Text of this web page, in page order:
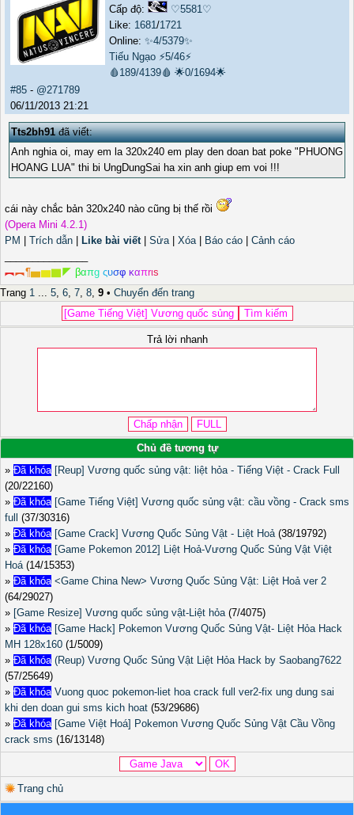
Cấp độ:
♡5581♡
Like: 1681/1721
Online: ✨4/5379✨
Tiếu Ngạo ⚡5/46⚡
🩸189/4139🩸 🌟0/1694🌟
#85 - @271789
06/11/2013 21:21
Tts2bh91đã viết:
Anh nghia oi, may em la 320x240 em play den doan bat poke "PHUONG
HOANG LUA" thi bi UngDungSai ha xin anh giup em voi !!!
cái này chắc bản 320x240 nào cũng bị thế rồi
(Opera Mini 4.2.1)
PM
Trích dẫn Like bài viết| Sửa| Xóa| Báo cáo
Cảnh cáo
︻︻¶▅▆▇◤ βαπg ςυσφ καπrιs
Trang 1 ... 5, 6, 7, 8, 9 • Chuyển đến trang
Trả lời nhanh
Chủ đề tương tự
» Đã khóa [Reup] Vương quốc sủng vật: liệt hỏa - Tiếng Việt - Crack Full
(20/22160)
» Đã khóa [Game Tiếng Việt] Vương quốc sủng vật: cầu vồng - Crack sms
full
(37/30316)
» Đã khóa [Game Crack] Vương Quốc Sủng Vật - Liệt Hoả(38/19792)
» Đã khóa [Game Pokemon 2012] Liệt Hoả-Vương Quốc Sủng Vật Việt
Hoá(14/15353)
» Đã khóa <Game China New> Vương Quốc Sủng Vật: Liệt Hoả ver 2
(64/29027)
» [Game Resize] Vương quốc sủng vật-Liệt hỏa(7/4075)
» Đã khóa [Game Hack] Pokemon Vương Quốc Sủng Vật- Liệt Hỏa Hack
MH 128x160 (1/5009)
» Đã khóa (Reup) Vương Quốc Sủng Vật Liệt Hỏa Hack by Saobang7622
(57/25649)
» Đã khóa Vuong quoc pokemon-liet hoa crack full ver2-fix ung dung sai
khi den doan gui sms kich hoat (53/29686)
» Đã khóa [Game Việt Hoá] Pokemon Vương Quốc Sủng Vật Cầu Vồng
crack sms (16/13148)
Trang chủ